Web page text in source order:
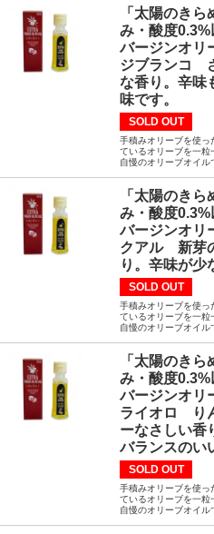
「太陽のき
み・酸度
バージンオ
ジブランコ
な香り。辛味
味です。
SOLD OUT
手積みオリーブを使っ
ているオリーブを一粒
自慢のオリーブオイル
「太陽のき
み・酸度
バージンオ
クアル 新芽
り。辛味が少
SOLD OUT
手積みオリーブを使っ
ているオリーブを一粒
自慢のオリーブオイル
「太陽のき
み・酸度
バージンオ
ライオロ り
ーなさしい香
バランスのい
SOLD OUT
手積みオリーブを使っ
ているオリーブを一粒
自慢のオリーブオイル